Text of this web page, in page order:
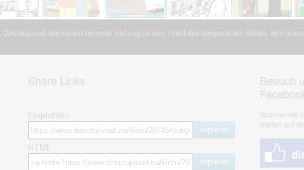
übernimmt keinerlei Haftung für den Inhalt des dargestellten Bildes, wird
Share Links
Empfohlen
kopieren
HTML
kopieren
Besuch
Spannende
warten auf